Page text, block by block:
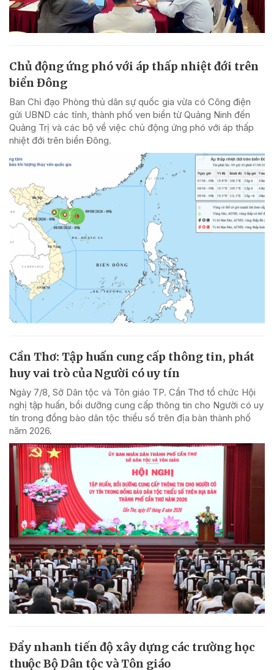
Chủ động ứng phó với áp thấp nhiệt đới trên
biển Đông
Ban Chỉ đạo Phòng thủ dân sự quốc gia vừa có Công điện
gửi UBND các tỉnh, thành phố ven biển từ Quảng Ninh đến
Quảng Trị và các bộ về việc chủ động ứng phó với áp thấp
nhiệt đới trên biển Đông.
Cần Thơ: Tập huấn cung cấp thông tin, phát
huy vai trò của Người có uy tín
Ngày 7/8, Sở Dân tộc và Tôn giáo TP. Cần Thơ tổ chức Hội
nghị tập huấn, bồi dưỡng cung cấp thông tin cho Người có uy
tín trong đồng bào dân tộc thiểu số trên địa bàn thành phố
năm 2026.
Đẩy nhanh tiến độ xây dựng các trường học
thuộc Bộ Dân tộc và Tôn giáo